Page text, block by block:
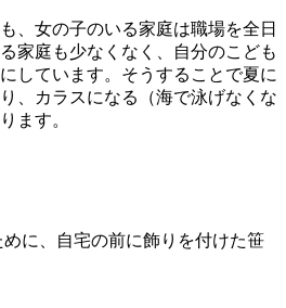
、女の子のいる家庭は職場を全日
家庭も少なくなく、自分のこども
しています。そうすることで夏に
、カラスになる（海で泳げなくな
ます。
めに、自宅の前に飾りを付けた笹